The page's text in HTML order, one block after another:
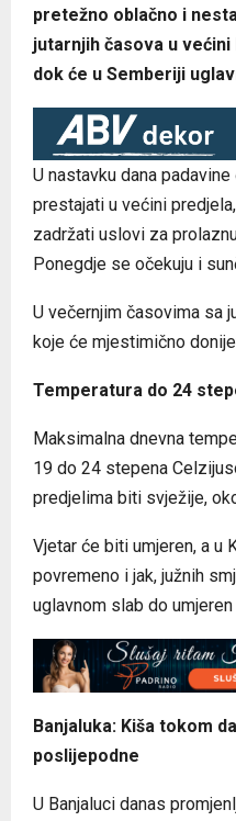
pretežno oblačno i
jutarnjih časova u
dok će u Semberiji
U nastavku dana
prestajati u većini
zadržati uslovi za
Ponegdje se očekuju i
U večernjim časovima sa
koje će mjestimično
Temperatura do 24
Maksimalna dnevna
19 do 24 stepena
predjelima biti svježije,
Vjetar će biti umjeren, a u
povremeno i jak, južnih
uglavnom slab do umjeren
Banjaluka: Kiša tokom
poslijepodne
U Banjaluci danas